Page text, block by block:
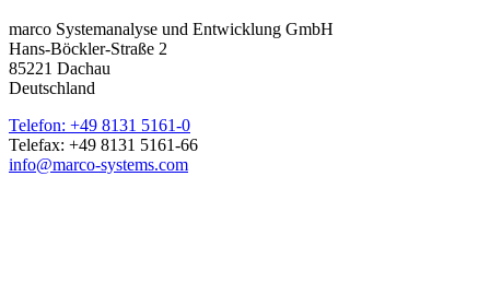
marco Systemanalyse und Entwicklung GmbH
Hans-Böckler-Straße 2
85221 Dachau
Deutschland
Telefon: +49 8131 5161-0
Telefax: +49 8131 5161-66
info@marco-systems.com